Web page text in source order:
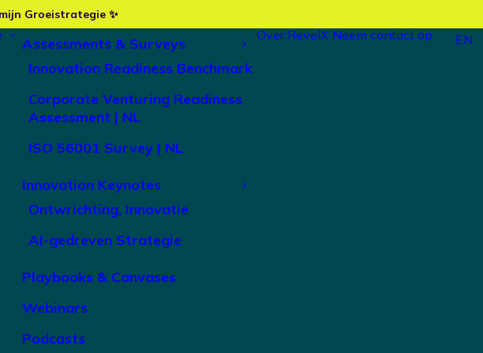
Groeistrategie ✨
Assessments & Surveys
Innovation Readiness Benchmark
Corporate Venturing Readiness
Assessment | NL
ISO 56001 Survey | NL
Innovation Keynotes
Ontwrichting, Innovatie
AI-gedreven Strategie
Playbooks & Canvases
Webinars
Podcasts
Over RevelX Neem contact op EN